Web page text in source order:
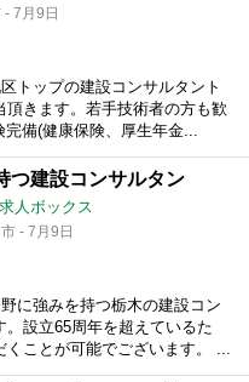
- 7月9日
トップの建設コンサルタント
きます。若手技術者の方も歓
備(健康保険、厚生年金...
つ建設コンサルタン
人ボックス
- 7月9日
に強みを持つ栃木の建設コン
設立65周年を超えているた
ことが可能でございます。 ...